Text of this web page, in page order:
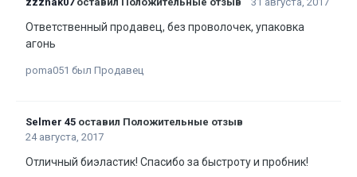
Ответственный продавец, без проволочек, упаковка
агонь
poma051 был Продавец
Selmer 45 оставил Положительные отзыв
24 августа, 2017
Отличный биэластик! Спасибо за быстроту и пробник!